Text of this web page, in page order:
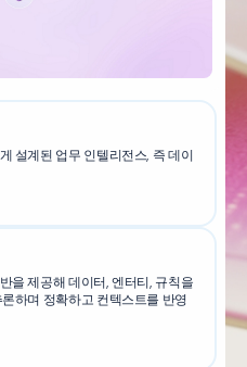
설계된 업무 인텔리전스, 즉 데이
을 제공해 데이터, 엔터티, 규칙을
하며 정확하고 컨텍스트를 반영